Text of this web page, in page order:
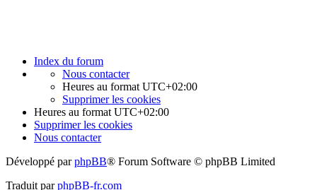
Index du forum
Nous contacter
Heures au format UTC+02:00
Supprimer les cookies
Heures au format UTC+02:00
Supprimer les cookies
Nous contacter
Développé parphpBB® Forum Software © phpBB Limited
Traduit parphpBB-fr.com